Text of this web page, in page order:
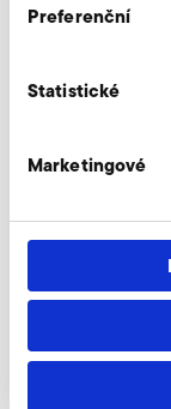
Preferenční
Statistické
Marketingové